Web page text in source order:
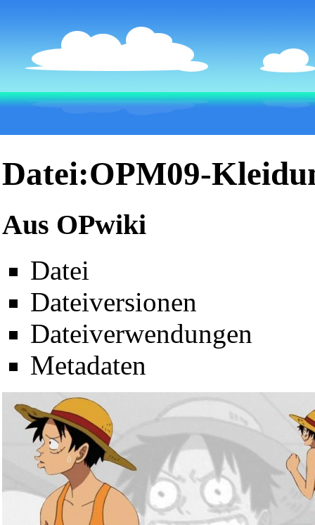
Datei:OPM09-
Aus OPwiki
Datei
Dateiversionen
Dateiverwendungen
Metadaten